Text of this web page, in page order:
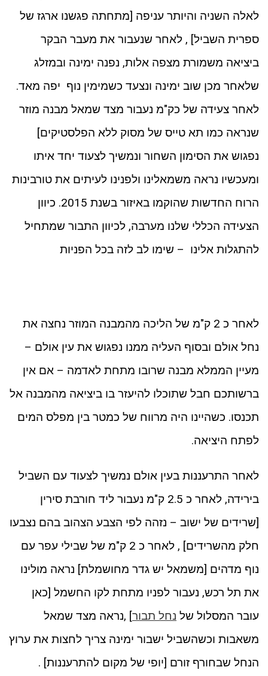
לאלה השניה והיותר עניפה [מתחתה פגשנו ארגז של
ספרית השביל] , לאחר שנעבור את מעבר הבקר
ביציאה משמורת מצפה אלות, נפנה ימינה ובמזלג
שלאחר מכן שוב ימינה ונצעד כשמימין נוף יפה מאד.
לאחר צעידה של כק"מ נעבור מצד שמאל מבנה מוזר
שנראה כמו תא טייס של מסוק ללא הפלסטיקים]
נפגוש את הסימון השחור ונמשיך לצעוד יחד איתו
ומעכשיו נראה משמאלינו ולפנינו לעיתים את טורבינות
הרוח החדשות שהוקמו באיזור בשנת 2015. כיוון
הצעידה הכללי שלנו מערבה, לכיוון התבור שמתחיל
להתגלות אלינו – שימו לב לזה בכל הפניות
לאחר כ 2 ק"מ של הליכה מהמבנה המוזר נחצה את
נחל אולם ובסוף העליה ממנו נפגוש את עין אולם –
מעיין הממלא מבנה שרובו מתחת לאדמה – אם אין
ברשותכם חבל שתוכלו להיעזר בו ביציאה מהמבנה אל
תכנסו. כשהיינו היה מרווח של כמטר בין מפלס המים
לפתח היציאה.
לאחר התרעננות בעין אולם נמשיך לצעוד עם השביל
בירידה, לאחר כ 2.5 ק"מ נעבור ליד חורבת סירין
[שרידים של ישוב – נזהה לפי הצבע הצהוב בהם נצבעו
חלק מהשרידים] , לאחר כ 2 ק"מ של שבילי עפר עם
נוף מדהים [משמאל יש גדר מחושמלת] נראה מולינו
את תל רכש, נעבור לפניו מתחת לקו החשמל [כאן
עובר המסלול של נחל תבור] ,נראה מצד שמאל
משאבות וכשהשביל ישבור ימינה צריך לחצות את ערוץ
הנחל שבחורף זורם [יופי של מקום להתרעננות] .